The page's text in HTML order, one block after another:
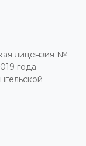
лицензия №
года